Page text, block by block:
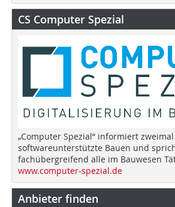
CS Computer Spezial
„Computer Spezial“ informiert
softwareunterstützte Bauen und
fachübergreifend alle im Bauwesen
www.computer-spezial.de
Anbieter finden